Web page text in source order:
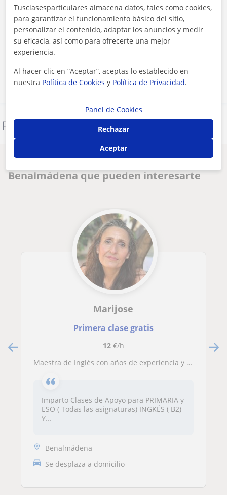
Al hacer clic, aceptas nuestroaviso legaly deprivacidad
Denunciar este perfil
Otros profesores de Primaria en
Benalmádena que pueden interesarte
Marijose
Primera clase gratis
12€/h
Maestra de Inglés con años de experiencia y buenos resultados.
Imparto Clases de Apoyo para PRIMARIA y
ESO ( Todas las asignaturas) INGKÉS ( B2)
Y...
Benalmádena
Se desplaza a domicilio
Tusclasesparticulares almacena datos, tales como cookies,
para garantizar el funcionamiento básico del sitio,
personalizar el contenido, adaptar los anuncios y medir
su eficacia, así como para ofrecerte una mejor
experiencia.
Al hacer clic en “Aceptar”, aceptas lo establecido en
nuestra Política de Cookies y Política de Privacidad.
Panel de Cookies
Rechazar
Aceptar